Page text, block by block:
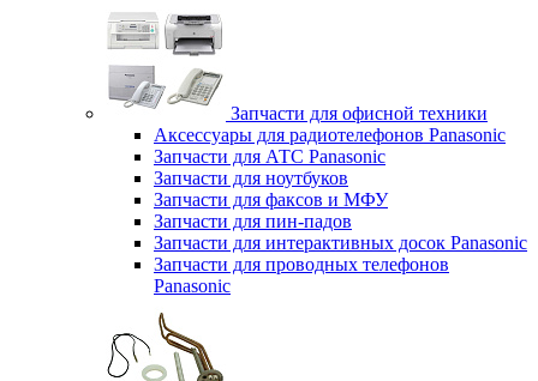
Запчасти для офисной техники
Аксессуары для радиотелефонов Panasonic
Запчасти для АТС Panasonic
Запчасти для ноутбуков
Запчасти для факсов и МФУ
Запчасти для пин-падов
Запчасти для интерактивных досок Panasonic
Запчасти для проводных телефонов
Panasonic